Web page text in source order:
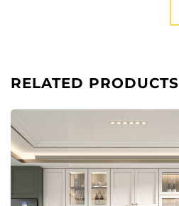
RELATED PRODUCTS